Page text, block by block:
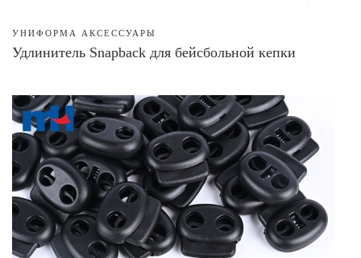
УНИФОРМА АКСЕССУАРЫ
Удлинитель Snapback для бейсбольной кепки